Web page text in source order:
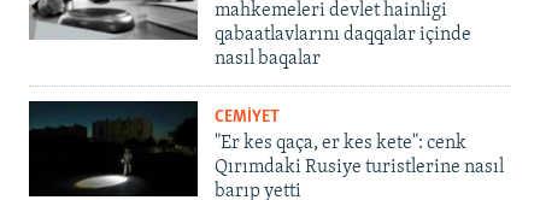
mahkemeleri devlet hainligi
qabaatlavlarını daqqalar içinde
nasıl baqalar
CEMİYET
"Er kes qaça, er kes kete": cenk
Qırımdaki Rusiye turistlerine nasıl
barıp yetti